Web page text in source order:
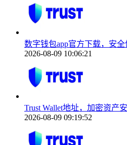
数字钱包app官方下载，安
2026-08-09 10:06:21
Trust Wallet地址，加密资产
2026-08-09 09:19:52